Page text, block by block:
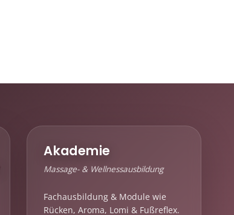
Akademie
Massage- & Wellnessausbildung
Fachausbildung & Module wie
Rücken, Aroma, Lomi & Fußreflex.